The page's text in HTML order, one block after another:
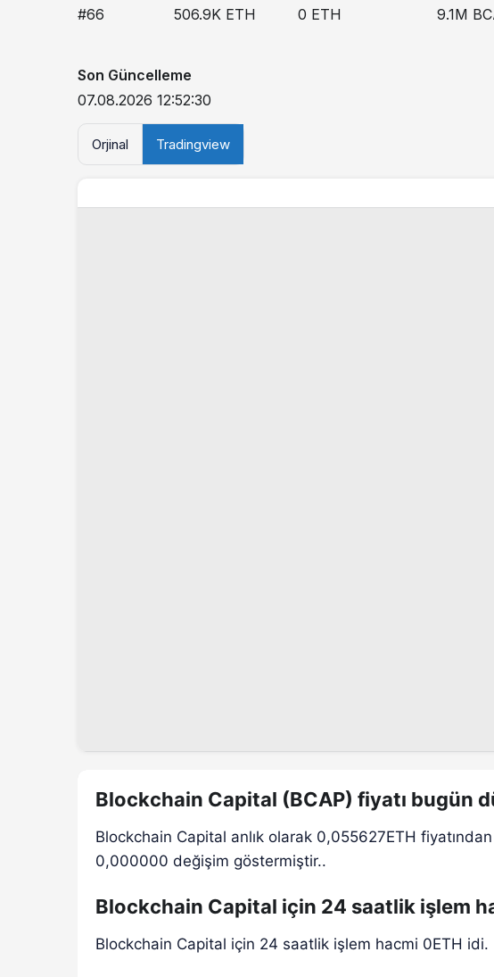
#66
506.9K ETH
0 ETH
9.1M
Son Güncelleme
07.08.2026 12:52:30
Orjinal Tradingview
Blockchain Capital (BCAP) fiyatı bugün
Blockchain Capital anlık olarak 0,055627ETH
0,000000 değişim göstermiştir..
Blockchain Capital için 24 saatlik işlem
Blockchain Capital için 24 saatlik işlem hacmi 0ETH idi.